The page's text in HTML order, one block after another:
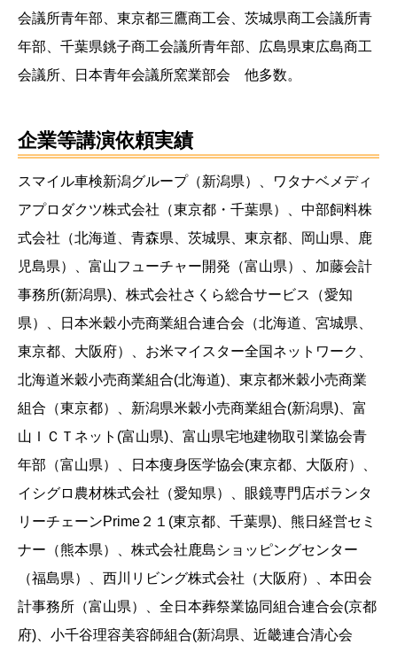
会議所青年部、東京都三鷹商工会、茨城県商工会議所青
年部、千葉県銚子商工会議所青年部、広島県東広島商工
会議所、日本青年会議所窯業部会 他多数。
企業等講演依頼実績
スマイル車検新潟グループ（新潟県）、ワタナベメディ
アプロダクツ株式会社（東京都・千葉県）、中部飼料株
式会社（北海道、青森県、茨城県、東京都、岡山県、鹿
児島県）、富山フューチャー開発（富山県）、加藤会計
事務所(新潟県)、株式会社さくら総合サービス（愛知
県）、日本米穀小売商業組合連合会（北海道、宮城県、
東京都、大阪府）、お米マイスター全国ネットワーク、
北海道米穀小売商業組合(北海道)、東京都米穀小売商業
組合（東京都）、新潟県米穀小売商業組合(新潟県)、富
山ＩＣＴネット(富山県)、富山県宅地建物取引業協会青
年部（富山県）、日本痩身医学協会(東京都、大阪府）、
イシグロ農材株式会社（愛知県）、眼鏡専門店ボランタ
リーチェーンPrime２１(東京都、千葉県)、熊日経営セミ
ナー（熊本県）、株式会社鹿島ショッピングセンター
（福島県）、西川リビング株式会社（大阪府）、本田会
計事務所（富山県）、全日本葬祭業協同組合連合会(京都
府)、小千谷理容美容師組合(新潟県、近畿連合清心会